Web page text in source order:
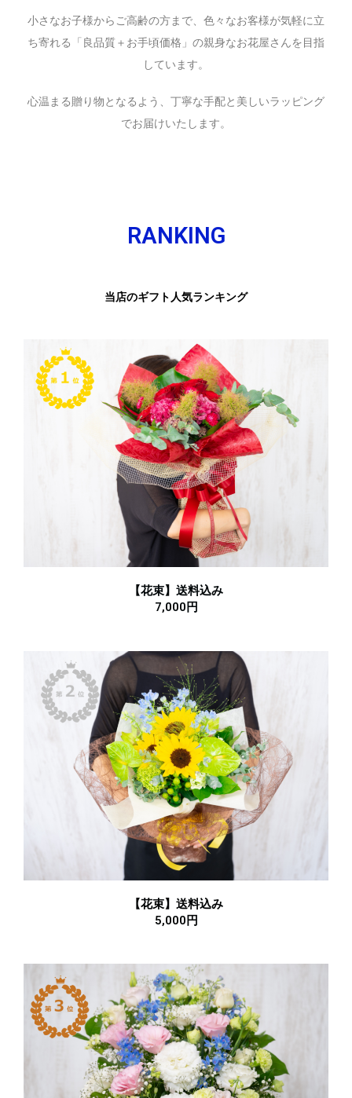
小さなお子様からご高齢の方まで、色々なお客様が気軽に立
ち寄れる「良品質＋お手頃価格」の親身なお花屋さんを目指
しています。
心温まる贈り物となるよう、丁寧な手配と美しいラッピング
でお届けいたします。
RANKING
当店のギフト人気ランキング
【花束】送料込み
7,000円
【花束】送料込み
5,000円